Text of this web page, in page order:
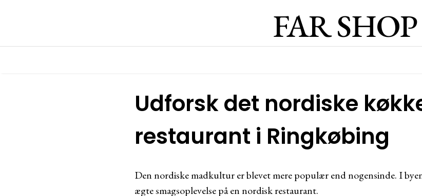
FAR SHOP
Udforsk det nordiske
restaurant i Ringkøbing
Den nordiske madkultur er blevet mere populær end nogensinde. I
ægte smagsoplevelse på en nordisk restaurant.